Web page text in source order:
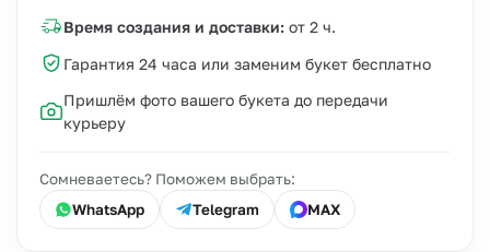
Время создания и доставки: от 2 ч.
Гарантия 24 часа или заменим букет бесплатно
Пришлём фото вашего букета до передачи
курьеру
Сомневаетесь? Поможем выбрать:
WhatsApp
Telegram MAX